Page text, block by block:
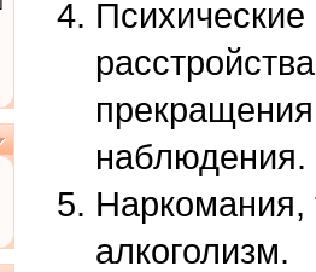
Психические
наблюдения.
Наркомания,
алкоголизм.